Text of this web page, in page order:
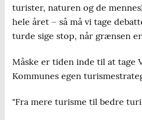
turister, naturen og de
hele året – så må vi tage
turde sige stop, når grænsen
Måske er tiden inde til at tage
Kommunes egen
"Fra mere turisme til bedre